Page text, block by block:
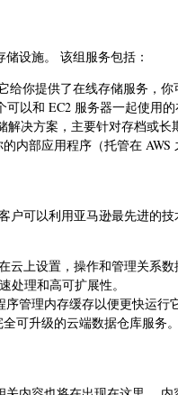
设施。 该组服务包括：
给你提供了在线存储服务，
以和 EC2 服务器一起使用的
决方案，主要针对存档或长
内部应用程序（托管在 AWS
户可以利用亚马逊最先进的
云上设置，操作和管理关系数
处理和高可扩展性。
序管理内存缓存以便更快运行
可升级的云端数据仓库服务。